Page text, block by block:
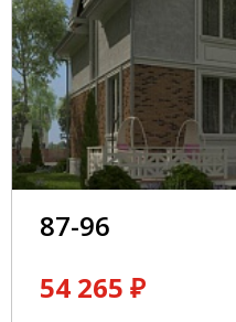
87-96
54 265 ₽